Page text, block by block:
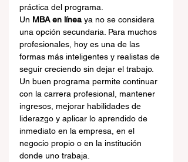
práctica del programa.
Un MBA en línea ya no se considera
una opción secundaria. Para muchos
profesionales, hoy es una de las
formas más inteligentes y realistas de
seguir creciendo sin dejar el trabajo.
Un buen programa permite continuar
con la carrera profesional, mantener
ingresos, mejorar habilidades de
liderazgo y aplicar lo aprendido de
inmediato en la empresa, en el
negocio propio o en la institución
donde uno trabaja.